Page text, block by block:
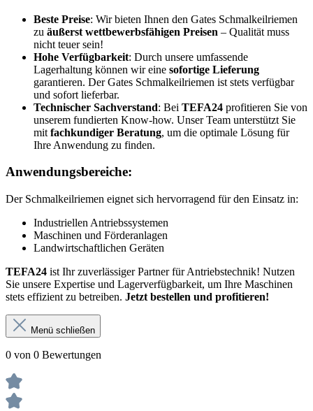
Beste Preise: Wir bieten Ihnen den Gates Schmalkeilriemen
zu äußerst wettbewerbsfähigen Preisen – Qualität muss
nicht teuer sein!
Hohe Verfügbarkeit: Durch unsere umfassende
Lagerhaltung können wir eine sofortige Lieferung
garantieren. Der Gates Schmalkeilriemen ist stets verfügbar
und sofort lieferbar.
Technischer Sachverstand: Bei TEFA24 profitieren Sie von
unserem fundierten Know-how. Unser Team unterstützt Sie
mit fachkundiger Beratung, um die optimale Lösung für
Ihre Anwendung zu finden.
Anwendungsbereiche:
Der Schmalkeilriemen eignet sich hervorragend für den Einsatz in:
Industriellen Antriebssystemen
Maschinen und Förderanlagen
Landwirtschaftlichen Geräten
TEFA24 ist Ihr zuverlässiger Partner für Antriebstechnik! Nutzen
Sie unsere Expertise und Lagerverfügbarkeit, um Ihre Maschinen
stets effizient zu betreiben. Jetzt bestellen und profitieren!
Menü schließen
0 von 0 Bewertungen